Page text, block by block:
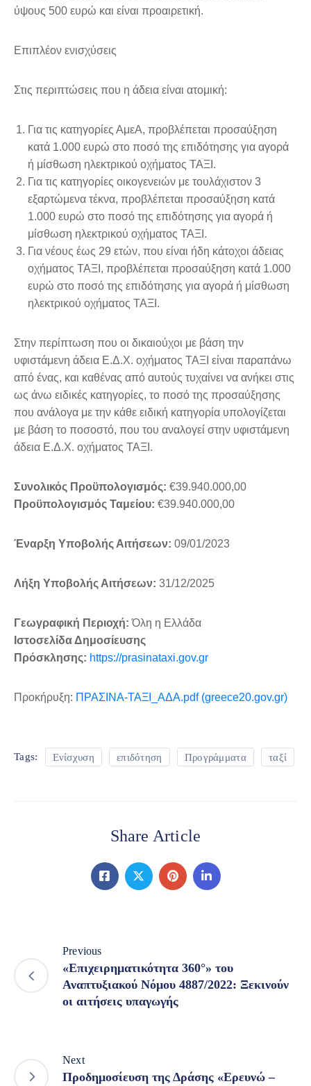
ύψους 500 ευρώ και είναι προαιρετική.
Επιπλέον ενισχύσεις
Στις περιπτώσεις που η άδεια είναι ατομική:
Για τις κατηγορίες ΑμεΑ, προβλέπεται προσαύξηση
κατά 1.000 ευρώ στο ποσό της επιδότησης για αγορά
ή μίσθωση ηλεκτρικού οχήματος ΤΑΞΙ.
Για τις κατηγορίες οικογενειών με τουλάχιστον 3
εξαρτώμενα τέκνα, προβλέπεται προσαύξηση κατά
1.000 ευρώ στο ποσό της επιδότησης για αγορά ή
μίσθωση ηλεκτρικού οχήματος ΤΑΞΙ.
Για νέους έως 29 ετών, που είναι ήδη κάτοχοι άδειας
οχήματος ΤΑΞΙ, προβλέπεται προσαύξηση κατά 1.000
ευρώ στο ποσό της επιδότησης για αγορά ή μίσθωση
ηλεκτρικού οχήματος ΤΑΞΙ.
Στην περίπτωση που οι δικαιούχοι με βάση την
υφιστάμενη άδεια Ε.Δ.Χ. οχήματος ΤΑΞΙ είναι παραπάνω
από ένας, και καθένας από αυτούς τυχαίνει να ανήκει στις
ως άνω ειδικές κατηγορίες, το ποσό της προσαύξησης
που ανάλογα με την κάθε ειδική κατηγορία υπολογίζεται
με βάση το ποσοστό, που του αναλογεί στην υφιστάμενη
άδεια Ε.Δ.Χ. οχήματος ΤΑΞΙ.
Συνολικός Προϋπολογισμός: €39.940.000,00
Προϋπολογισμός Ταμείου: €39.940.000,00
Έναρξη Υποβολής Αιτήσεων: 09/01/2023
Λήξη Υποβολής Αιτήσεων: 31/12/2025
Γεωγραφική Περιοχή: Όλη η Ελλάδα
Ιστοσελίδα Δημοσίευσης
Πρόσκλησης: https://prasinataxi.gov.gr
Προκήρυξη: ΠΡΑΣΙΝΑ-ΤΑΞΙ_ΑΔΑ.pdf (greece20.gov.gr)
Tags: Ενίσχυση επιδότηση Προγράμματα ταξί
Share Article
Previous
«Επιχειρηματικότητα 360°» του
Αναπτυξιακού Νόμου 4887/2022: Ξεκινούν
οι αιτήσεις υπαγωγής
Next
Προδημοσίευση της Δράσης «Ερευνώ –